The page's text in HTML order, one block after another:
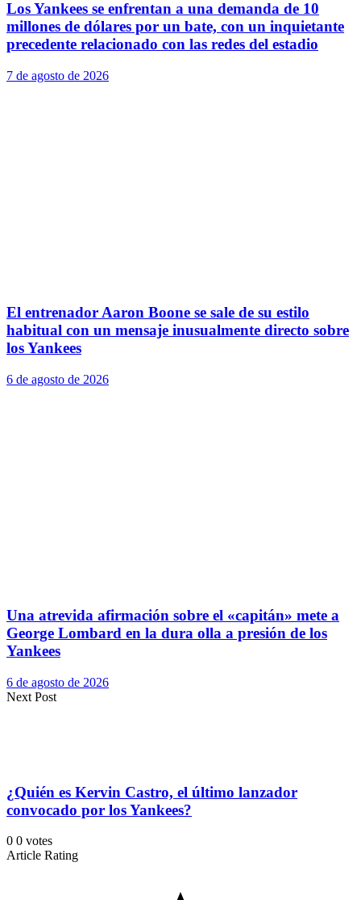
Los Yankees se enfrentan a una demanda de 10
millones de dólares por un bate, con un inquietante
precedente relacionado con las redes del estadio
7 de agosto de 2026
El entrenador Aaron Boone se sale de su estilo
habitual con un mensaje inusualmente directo sobre
los Yankees
6 de agosto de 2026
Una atrevida afirmación sobre el «capitán» mete a
George Lombard en la dura olla a presión de los
Yankees
6 de agosto de 2026
Next Post
¿Quién es Kervin Castro, el último lanzador
convocado por los Yankees?
0 0 votes
Article Rating